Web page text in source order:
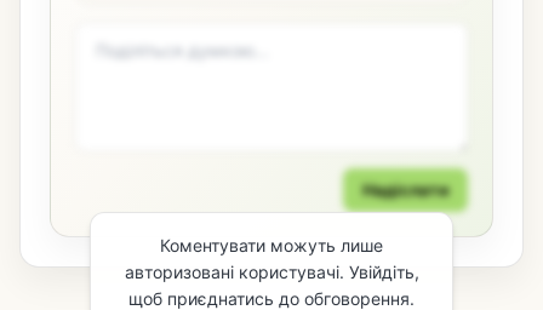
Надіслати
Коментувати можуть лише
авторизовані користувачі. Увійдіть,
щоб приєднатись до обговорення.